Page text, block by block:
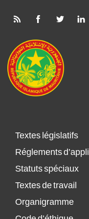
Textes législatifs
Réglements
Statuts spéciaux
Textes de travail
Organigramme